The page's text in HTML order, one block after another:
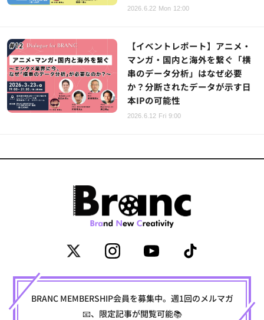
2026.6.22 Mon 12:00
【イベントレポート】アニメ・
マンガ・国内と海外を繋ぐ「横
串のデータ分析」はなぜ必要
か？分断されたデータが示す日
本IPの可能性
2026.6.12 Fri 9:00
BRANC MEMBERSHIP会員を募集中。週1回のメルマガ
📧、限定記事が閲覧可能📚